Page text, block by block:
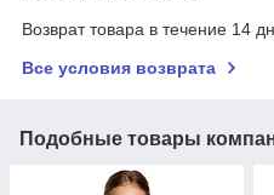
Возврат товара в течение 14
Все условия возврата
Подобные товары